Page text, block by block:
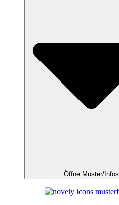
Öffne Muster/Infos